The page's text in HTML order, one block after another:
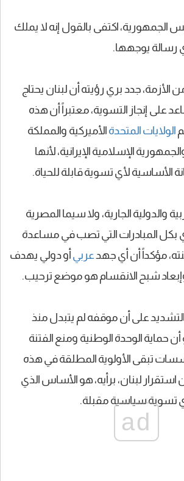
الجمهورية، اكتفى بالقول إنه لا يملك
رسالة يوجهها.
جدد بري رؤيته أن لبنان يحتاج
على إنجاز التسوية، معتبراً أن هذه
الولايات المتحدة الأميركية والمملكة
الإسلامية الإيرانية، لأنها
الأساسية لأي تسوية قابلة للحياة.
والدولية الجارية، ولا سيما المصرية
بكل المبادرات التي تصب في مساعدة
مؤكداً أن أي جهد عربي أو دولي يهدف
وإبعاد شبح الانقسام هو موضع ترحيب.
على أن موقفه لم يتبدل منذ
حماية الوحدة الوطنية ومنع الفتنة
تبقى الأولوية المطلقة في هذه
استقرار لبنان، برأيه، هو الأساس الذي
تسوية سياسية مقبلة.
ad